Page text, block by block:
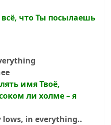
что Ты посылаешь
имя Твоё,
ли холме – я
in everything..